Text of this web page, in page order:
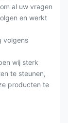
al uw vragen
en werkt
volgens
wij sterk
te steunen,
producten te